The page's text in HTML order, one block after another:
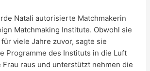
Natali autorisierte Matchmakerin
Matchmaking Institute. Obwohl sie
viele Jahre zuvor, sagte sie
Programme des Instituts in die Luft
Frau raus und unterstützt nehmen die